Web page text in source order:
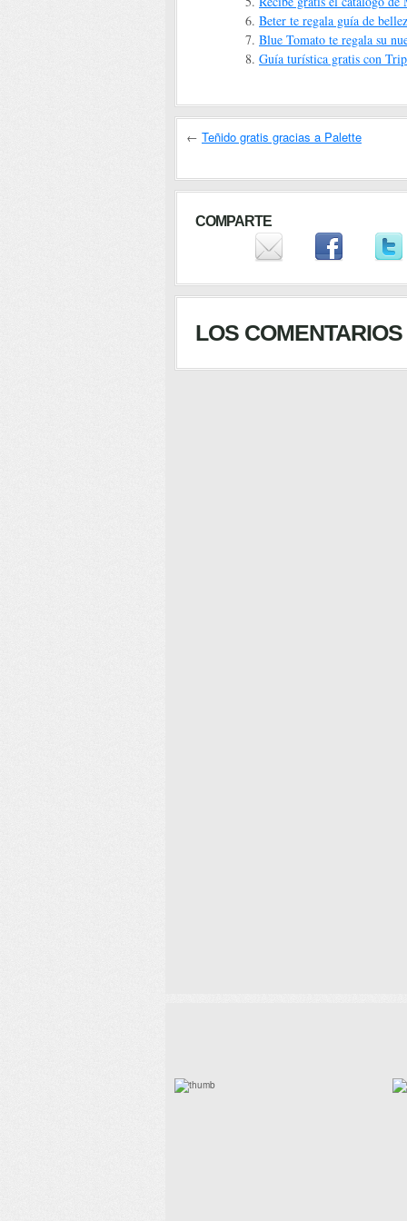
Beter te regala guía de
Blue Tomato te regala su
Guía turística gratis con
← Teñido gratis gracias a Palette
COMPARTE
LOS